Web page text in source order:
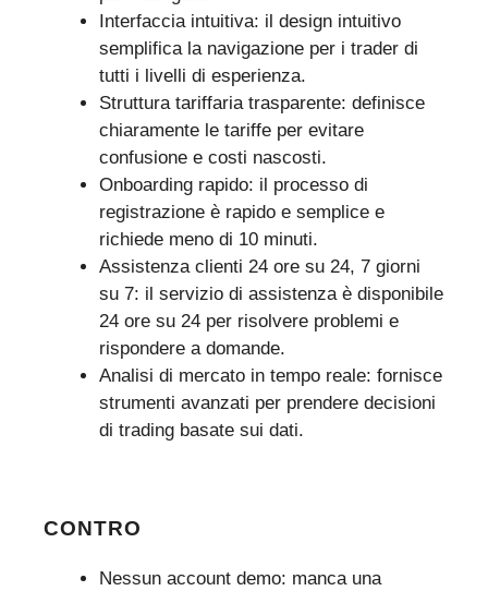
Interfaccia intuitiva: il design intuitivo
semplifica la navigazione per i trader di
tutti i livelli di esperienza.
Struttura tariffaria trasparente: definisce
chiaramente le tariffe per evitare
confusione e costi nascosti.
Onboarding rapido: il processo di
registrazione è rapido e semplice e
richiede meno di 10 minuti.
Assistenza clienti 24 ore su 24, 7 giorni
su 7: il servizio di assistenza è disponibile
24 ore su 24 per risolvere problemi e
rispondere a domande.
Analisi di mercato in tempo reale: fornisce
strumenti avanzati per prendere decisioni
di trading basate sui dati.
CONTRO
Nessun account demo: manca una